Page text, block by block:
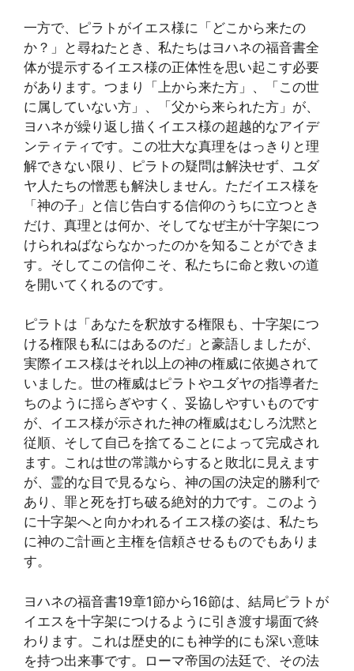
一方で、ピラトがイエス様に「どこから来たの
か？」と尋ねたとき、私たちはヨハネの福音書全
体が提示するイエス様の正体性を思い起こす必要
があります。つまり「上から来た方」、「この世
に属していない方」、「父から来られた方」が、
ヨハネが繰り返し描くイエス様の超越的なアイデ
ンティティです。この壮大な真理をはっきりと理
解できない限り、ピラトの疑問は解決せず、ユダ
ヤ人たちの憎悪も解決しません。ただイエス様を
「神の子」と信じ告白する信仰のうちに立つとき
だけ、真理とは何か、そしてなぜ主が十字架につ
けられねばならなかったのかを知ることができま
す。そしてこの信仰こそ、私たちに命と救いの道
を開いてくれるのです。
ピラトは「あなたを釈放する権限も、十字架につ
ける権限も私にはあるのだ」と豪語しましたが、
実際イエス様はそれ以上の神の権威に依拠されて
いました。世の権威はピラトやユダヤの指導者た
ちのように揺らぎやすく、妥協しやすいものです
が、イエス様が示された神の権威はむしろ沈黙と
従順、そして自己を捨てることによって完成され
ます。これは世の常識からすると敗北に見えます
が、霊的な目で見るなら、神の国の決定的勝利で
あり、罪と死を打ち破る絶対的力です。このよう
に十字架へと向かわれるイエス様の姿は、私たち
に神のご計画と主権を信頼させるものでもありま
す。
ヨハネの福音書19章1節から16節は、結局ピラトが
イエスを十字架につけるように引き渡す場面で終
わります。これは歴史的にも神学的にも深い意味
を持つ出来事です。ローマ帝国の法廷で、その法